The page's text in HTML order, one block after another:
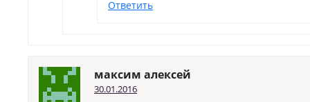
Ответить
максим алексей
30.01.2016